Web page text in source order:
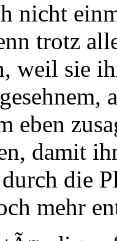
nicht
trotz
weil sie
eben
damit
die
mehr